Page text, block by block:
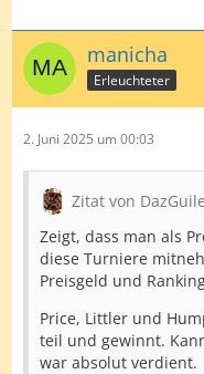
manicha
Erleuchteter
2. Juni 2025 um 00:03
Zitat von DazGuile
Zeigt, dass man als
diese Turniere
Preisgeld und
Price, Littler und
teil und gewinnt.
war absolut verdient.